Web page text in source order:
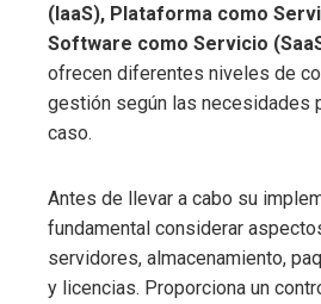
(IaaS), Plataforma como
Software como Servicio
ofrecen diferentes niveles de
gestión según las necesidades
caso.
Antes de llevar a cabo su
fundamental considerar
servidores, almacenamiento,
y licencias. Proporciona un